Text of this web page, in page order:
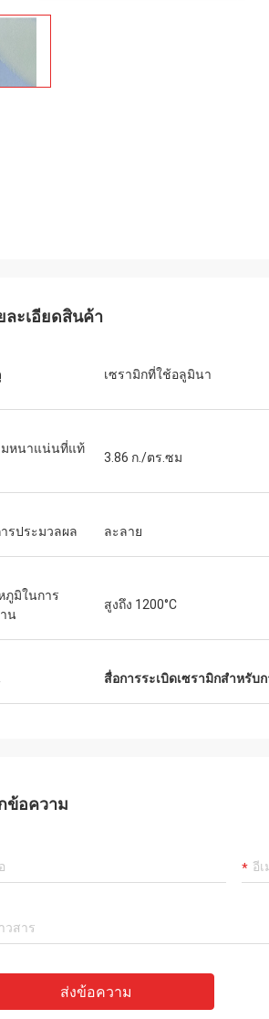
ละเอียดสินค้า
เซรามิกที่ใช้อลูมินา
มหนาแน่นที่แท้
3.86 ก./ตร.ซม
รประมวลผล ละลาย
มิในการ
น
สูงถึง 1200°C
สื่อการระเบิดเซรามิกสำหรับ
ข้อความ
ส่งข้อความ